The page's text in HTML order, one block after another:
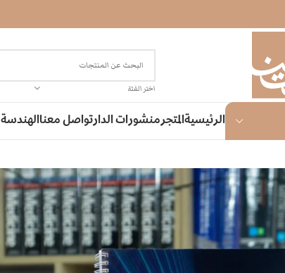
اختر الفئة
الرئيسيةالمتجرمنشورات الدارتواصل معناالهندسة